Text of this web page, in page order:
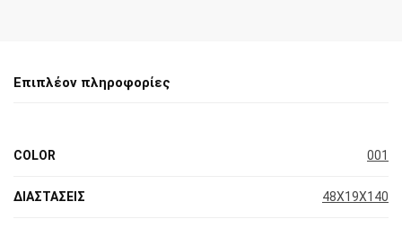
Επιπλέον πληροφορίες
COLOR 001
ΔΙΑΣΤΑΣΕΙΣ 48X19X140